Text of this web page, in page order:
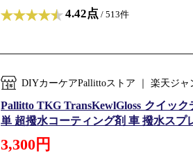
4.42点 / 513件
DIYカーケアPallittoストア ｜ 楽天ジ
Pallitto TKG TransKewlGloss クイッ
単 超撥水コーティング剤 車 撥水スプ
3,300円